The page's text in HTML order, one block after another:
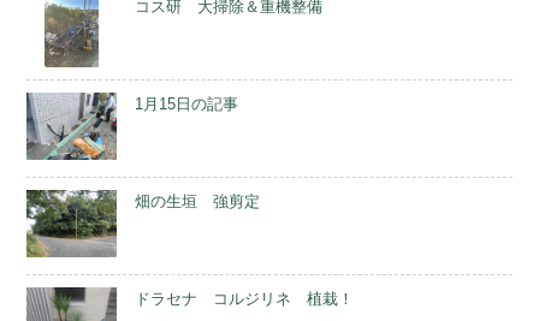
コス研 大掃除＆重機整備
1月15日の記事
畑の生垣 強剪定
ドラセナ コルジリネ 植栽！